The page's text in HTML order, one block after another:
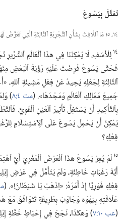
تَمَثَّلْ بِيَسُوعَ
١٤،‏ ١٥ مَا ٱللَّافِتُ بِشَأْنِ ٱلتَّجْرِبَةِ ٱلثَّالِثَةِ ٱلَّتِي تَعَرَّضَ لَهَا يَسُوعُ،‏ وَكَيْفَ صَمَدَ فِي وَجْهِهَا؟‏
١٤لِلْأَسَفِ،‏ لَا يُمْكِنُنَا فِي هذَا ٱلْعَالَمِ ٱلشِّرِّيرِ
فَحَتَّى يَسُوعُ فُرِضَتْ عَلَيْهِ رُؤْيَةُ ٱلْبَعْضِ
ٱلثَّالِثَةِ لِجَعْلِهِ يَحِيدُ عَنْ فِعْلِ مَشِيئَةِ
جَمِيعَ مَمَالِكِ ٱلْعَالَمِ وَمَجْدَهَا».‏‏(‏مت ٤:‏٨
‏)‏
بِٱلتَّأْكِيدِ أَنْ يَسْتَغِلَّ تَأْثِيرَ ٱلْعَيْنِ ٱلْقَوِيَّ.‏
يُمْكِنُ أَنْ يَحْمِلَ يَسُوعَ عَلَى ٱلِٱسْتِسْلَامِ
فِعْلِهِ؟‏
١٥لَمْ يُعِرْ يَسُوعُ هذَا ٱلْعَرْضَ ٱلْمُغْرِيَ أَيَّ
أَيَّةَ رَغَبَاتٍ خَاطِئَةٍ،‏ وَلَمْ يَتَأَمَّلْ فِي عَرْضِ
فِعْلِهِ فَوْرِيًّا إِذْ أَمَرَهُ:‏ «اِذْهَبْ يَا شَيْطَانُ!‏».‏ (‏
عَلَاقَتِهِ بِيَهْوَه وَجَاوَبَ بِطَرِيقَةٍ تَتَوَافَقُ مَعَ
(‏عب ١٠:‏٧ ‏)‏ وَهكَذَا،‏ نَجَحَ فِي إِحْبَاطِ خُطَّةِ